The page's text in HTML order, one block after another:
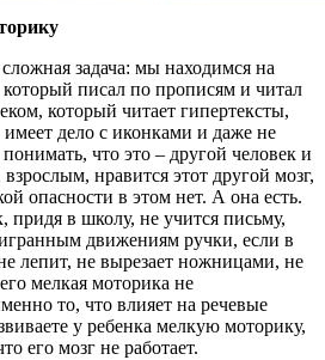
задача: мы находимся на
писал по прописям и читал
который читает гипертексты,
дело с иконками и даже не
что это – другой человек и
нравится этот другой мозг,
опасности в этом нет. А она есть.
придя в школу, не учится письму,
движениям ручки, если в
лепит, не вырезает ножницами, не
мелкая моторика не
то, что влияет на речевые
у ребенка мелкую моторику,
его мозг не работает.